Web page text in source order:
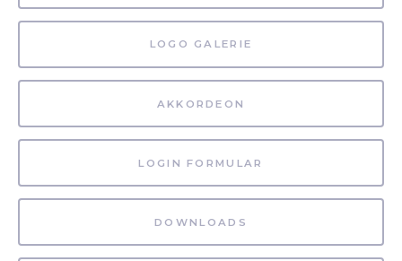
LOGO GALERIE
AKKORDEON
LOGIN FORMULAR
DOWNLOADS